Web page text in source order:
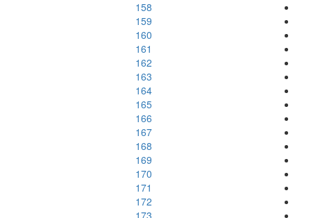
158
159
160
161
162
163
164
165
166
167
168
169
170
171
172
173